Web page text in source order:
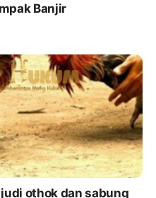
Banjir
othok dan sabung